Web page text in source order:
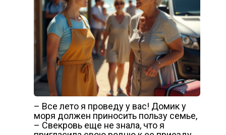
– Все лето я проведу у вас! Домик у
моря должен приносить пользу семье,
– Свекровь еще не знала, что я